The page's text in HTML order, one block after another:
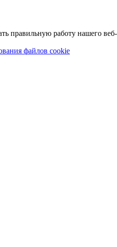
правильную работу нашего веб-
файлов cookie